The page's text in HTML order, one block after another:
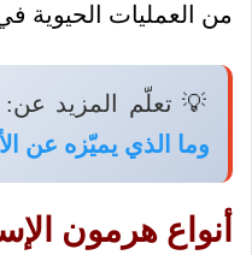
من العمليات الحيوية
💡 تعلّم المزيد عن:
وما الذي يميّزه عن
أنواع هرمون